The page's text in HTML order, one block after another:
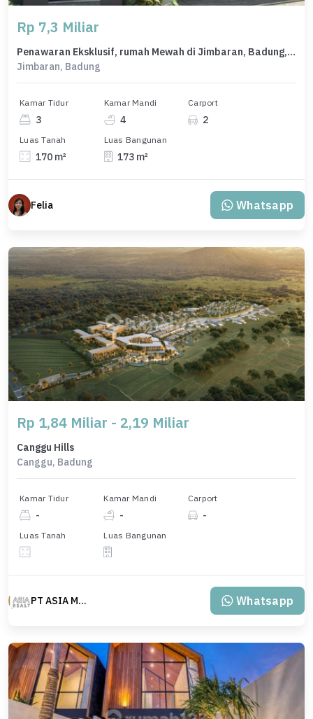
Rp 7,3 Miliar
Penawaran Eksklusif, rumah Mewah di Jimbaran, Badung, LB 173m²
Jimbaran, Badung
Kamar Tidur
3
Kamar Mandi
4
Carport
2
Luas Tanah
170 m²
Luas Bangunan
173 m²
Felia Whatsapp
Rp 1,84 Miliar - 2,19 Miliar
Canggu Hills
Canggu, Badung
Kamar Tidur
-
Kamar Mandi
-
Carport
-
Luas Tanah Luas Bangunan
PT ASIA MAS REALTY Whatsapp